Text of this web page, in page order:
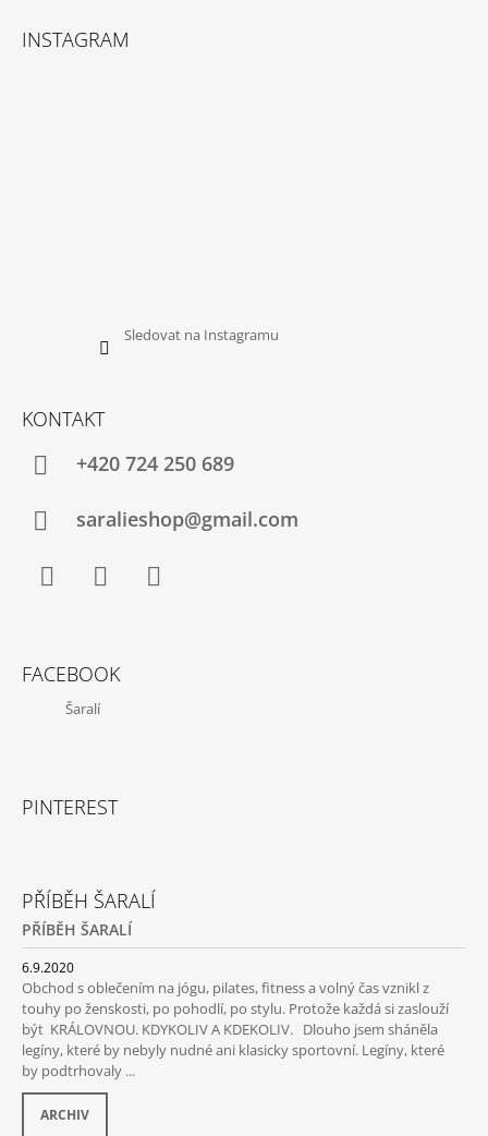
INSTAGRAM
Sledovat na Instagramu
KONTAKT
+420 724 250 689
saralieshop@gmail.com
FACEBOOK
Šaralí
PINTEREST
PŘÍBĚH ŠARALÍ
PŘÍBĚH ŠARALÍ
6.9.2020
Obchod s oblečením na jógu, pilates, fitness a volný čas vznikl z
touhy po ženskosti, po pohodlí, po stylu. Protože každá si zaslouží
být KRÁLOVNOU. KDYKOLIV A KDEKOLIV. Dlouho jsem sháněla
legíny, které by nebyly nudné ani klasicky sportovní. Legíny, které
by podtrhovaly ...
ARCHIV